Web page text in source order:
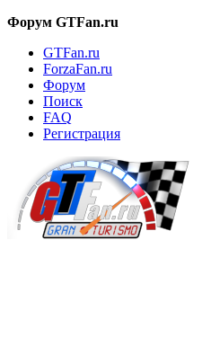
Форум GTFan.ru
GTFan.ru
ForzaFan.ru
Форум
Поиск
FAQ
Регистрация